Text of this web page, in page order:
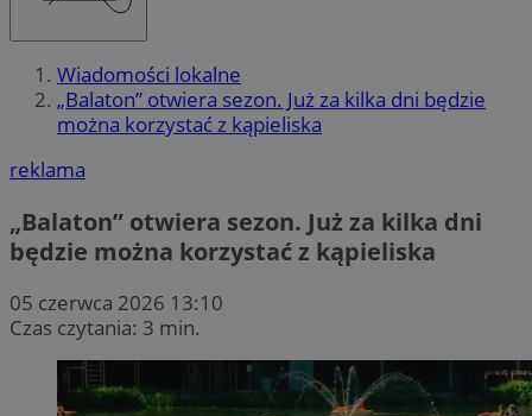
Wiadomości lokalne
„Balaton” otwiera sezon. Już za kilka dni będzie
można korzystać z kąpieliska
reklama
„Balaton” otwiera sezon. Już za kilka dni
będzie można korzystać z kąpieliska
05 czerwca 2026 13:10
Czas czytania: 3 min.